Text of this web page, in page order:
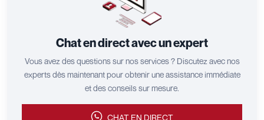
Chat en direct avec un expert
Vous avez des questions sur nos services ? Discutez avec nos
experts dès maintenant pour obtenir une assistance immédiate
et des conseils sur mesure.
CHAT EN DIRECT